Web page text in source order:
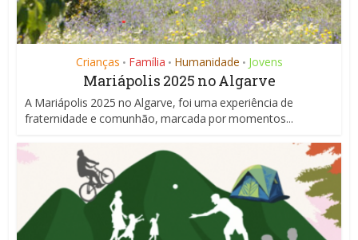
Crianças • Família • Humanidade • Jovens
Mariápolis 2025 no Algarve
A Mariápolis 2025 no Algarve, foi uma experiência de
fraternidade e comunhão, marcada por momentos...